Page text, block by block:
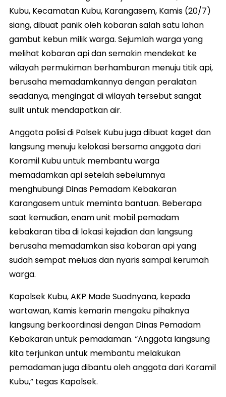
Kubu, Kecamatan Kubu, Karangasem, Kamis (20/7)
siang, dibuat panik oleh kobaran salah satu lahan
gambut kebun milik warga. Sejumlah warga yang
melihat kobaran api dan semakin mendekat ke
wilayah permukiman berhamburan menuju titik api,
berusaha memadamkannya dengan peralatan
seadanya, mengingat di wilayah tersebut sangat
sulit untuk mendapatkan air.
Anggota polisi di Polsek Kubu juga dibuat kaget dan
langsung menuju kelokasi bersama anggota dari
Koramil Kubu untuk membantu warga
memadamkan api setelah sebelumnya
menghubungi Dinas Pemadam Kebakaran
Karangasem untuk meminta bantuan. Beberapa
saat kemudian, enam unit mobil pemadam
kebakaran tiba di lokasi kejadian dan langsung
berusaha memadamkan sisa kobaran api yang
sudah sempat meluas dan nyaris sampai kerumah
warga.
Kapolsek Kubu, AKP Made Suadnyana, kepada
wartawan, Kamis kemarin mengaku pihaknya
langsung berkoordinasi dengan Dinas Pemadam
Kebakaran untuk pemadaman. “Anggota langsung
kita terjunkan untuk membantu melakukan
pemadaman juga dibantu oleh anggota dari Koramil
Kubu,” tegas Kapolsek.